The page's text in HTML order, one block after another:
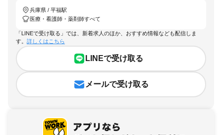
兵庫県 / 平福駅
医療・看護師・薬剤師すべて
「LINEで受け取る」では、新着求人のほか、おすすめ情報なども配信しま
す。 詳しくはこちら
LINEで受け取る
メールで受け取る